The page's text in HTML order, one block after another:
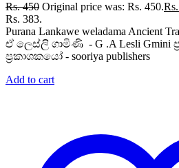
Rs.450 Original price was: Rs. 450.Rs.
Rs. 383.
Purana Lankawe weladama Ancient
ඒ ලෙස්ලි ගාමිණි - G .A Lesli Gmini
ප්‍රකාශකයෝ - sooriya publishers
Add to cart